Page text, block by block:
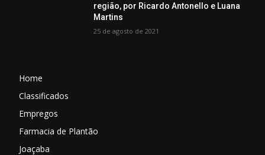
região, por Ricardo Antonello e Luana
Martins
25 de agosto de 2021
Home
Classificados
Empregos
Farmacia de Plantão
Joaçaba